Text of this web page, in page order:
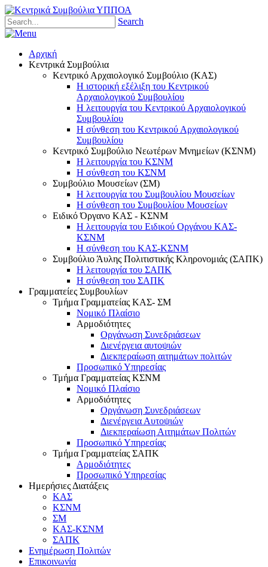
Search
Αρχική
Κεντρικά Συμβούλια
Κεντρικό Αρχαιολογικό Συμβούλιο (ΚΑΣ)
Η ιστορική εξέλιξη του Κεντρικού
Αρχαιολογικού Συμβουλίου
Η λειτουργία του Κεντρικού Αρχαιολογικού
Συμβουλίου
Η σύνθεση του Κεντρικού Αρχαιολογικού
Συμβουλίου
Κεντρικό Συμβούλιο Νεωτέρων Μνημείων (ΚΣΝΜ)
Η λειτουργία του ΚΣΝΜ
Η σύνθεση του ΚΣΝΜ
Συμβούλιο Μουσείων (ΣΜ)
Η λειτουργία του Συμβουλίου Μουσείων
Η σύνθεση του Συμβουλίου Μουσείων
Ειδικό Όργανο ΚΑΣ - ΚΣΝΜ
Η λειτουργία του Ειδικού Οργάνου ΚΑΣ-
ΚΣΝΜ
Η σύνθεση του ΚΑΣ-ΚΣΝΜ
Συμβούλιο Άυλης Πολιτιστικής Κληρονομιάς (ΣΑΠΚ)
Η λειτουργία του ΣΑΠΚ
Η σύνθεση του ΣΑΠΚ
Γραμματείες Συμβουλίων
Τμήμα Γραμματείας ΚΑΣ- ΣΜ
Νομικό Πλαίσιο
Αρμοδιότητες
Οργάνωση Συνεδριάσεων
Διενέργεια αυτοψιών
Διεκπεραίωση αιτημάτων πολιτών
Προσωπικό Υπηρεσίας
Τμήμα Γραμματείας ΚΣΝΜ
Νομικό Πλαίσιο
Αρμοδιότητες
Οργάνωση Συνεδριάσεων
Διενέργεια Αυτοψιών
Διεκπεραίωση Αιτημάτων Πολιτών
Προσωπικό Υπηρεσίας
Τμήμα Γραμματείας ΣΑΠΚ
Αρμοδιότητες
Προσωπικό Υπηρεσίας
Ημερήσιες Διατάξεις
ΚΑΣ
ΚΣΝΜ
ΣΜ
ΚΑΣ-ΚΣΝΜ
ΣΑΠΚ
Ενημέρωση Πολιτών
Επικοινωνία